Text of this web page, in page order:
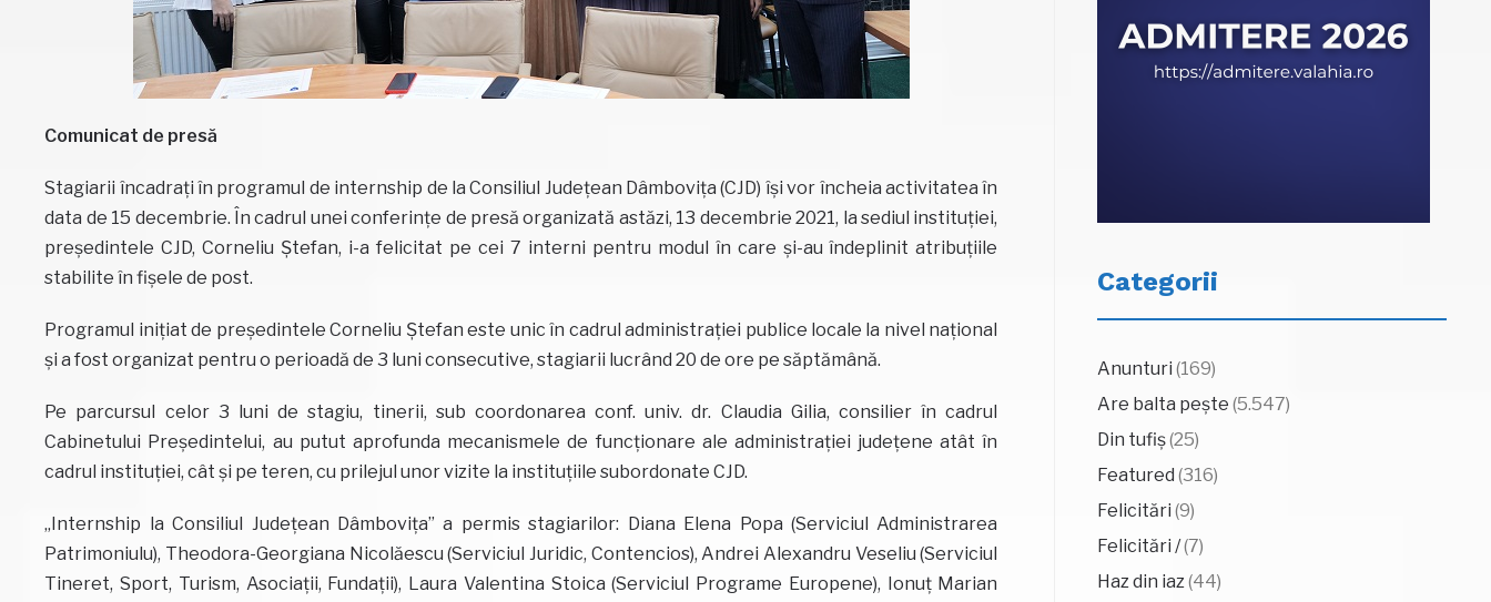
Comunicat de presă
Stagiarii încadrați în programul de internship de la Consiliul Judeţean Dâmboviţa (CJD) își vor încheia activitatea în
data de 15 decembrie. În cadrul unei conferințe de presă organizată astăzi, 13 decembrie 2021, la sediul instituției,
președintele CJD, Corneliu Ștefan, i-a felicitat pe cei 7 interni pentru modul în care și-au îndeplinit atribuțiile
stabilite în fișele de post.
Programul inițiat de președintele Corneliu Ștefan este unic în cadrul administrației publice locale la nivel național
și a fost organizat pentru o perioadă de 3 luni consecutive, stagiarii lucrând 20 de ore pe săptămână.
Pe parcursul celor 3 luni de stagiu, tinerii, sub coordonarea conf. univ. dr. Claudia Gilia, consilier în cadrul
Cabinetului Președintelui, au putut aprofunda mecanismele de funcționare ale administrației județene atât în
cadrul instituției, cât și pe teren, cu prilejul unor vizite la instituțiile subordonate CJD.
„Internship la Consiliul Județean Dâmbovița” a permis stagiarilor: Diana Elena Popa (Serviciul Administrarea
Patrimoniulu), Theodora-Georgiana Nicolăescu (Serviciul Juridic, Contencios), Andrei Alexandru Veseliu (Serviciul
Tineret, Sport, Turism, Asociații, Fundații), Laura Valentina Stoica (Serviciul Programe Europene), Ionuț Marian
Categorii
Anunturi (169)
Are balta pește (5.547)
Din tufiș(25)
Featured (316)
Felicitări (9)
Felicitări /(7)
Haz din iaz(44)